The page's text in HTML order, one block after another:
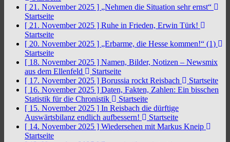
[ 21. November 2025 ] „Nehmen die Situation sehr ernst“
Startseite
[ 21. November 2025 ] Ruhe in Frieden, Erwin Türk!
Startseite
[ 20. November 2025 ] „Erbarme, die Hesse kommen!“ (1)
Startseite
[ 18. November 2025 ] Namen, Bilder, Notizen – Newsmix
aus dem Ellenfeld
Startseite
[ 17. November 2025 ] Borussia rockt Reisbach
Startseite
[ 16. November 2025 ] Daten, Fakten, Zahlen: Ein bisschen
Statistik für die Chronistik
Startseite
[ 15. November 2025 ] In Reisbach die dürftige
Auswärtsbilanz endlich aufbessern!
Startseite
[ 14. November 2025 ] Wiedersehen mit Markus Kneip
Startseite